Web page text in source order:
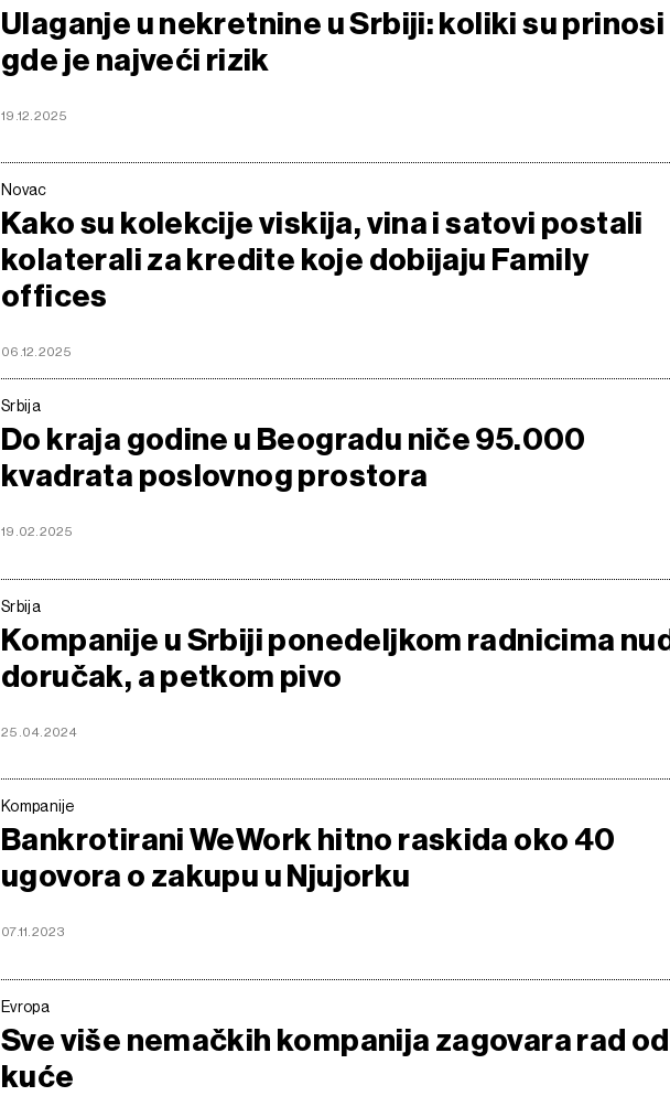
Ulaganje u nekretnine u Srbiji: koliki su prinosi
gde je najveći rizik
19.12.2025
Novac
Kako su kolekcije viskija, vina i satovi postali
kolaterali za kredite koje dobijaju Family
offices
06.12.2025
Srbija
Do kraja godine u Beogradu niče 95.000
kvadrata poslovnog prostora
19.02.2025
Srbija
Kompanije u Srbiji ponedeljkom radnicima
doručak, a petkom pivo
25.04.2024
Kompanije
Bankrotirani WeWork hitno raskida oko 40
ugovora o zakupu u Njujorku
07.11.2023
Evropa
Sve više nemačkih kompanija zagovara rad od
kuće